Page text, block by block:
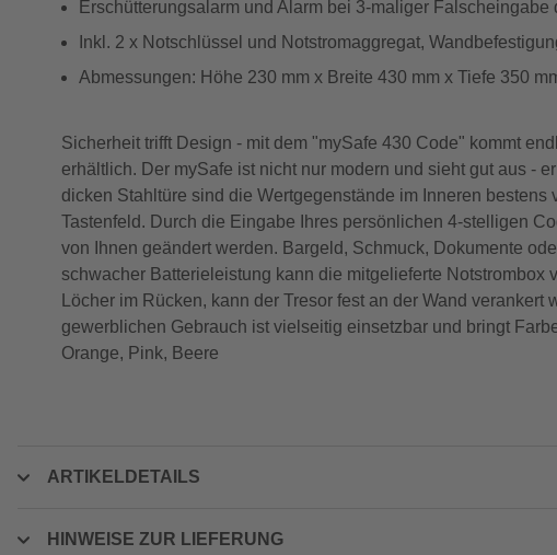
Erschütterungsalarm und Alarm bei 3-maliger Falscheingabe
Inkl. 2 x Notschlüssel und Notstromaggregat,
Abmessungen: Höhe 230 mm x Breite 430 mm x Tiefe 350
Sicherheit trifft Design - mit dem "mySafe 430 Code" kommt
erhältlich. Der mySafe ist nicht nur modern und sieht gut aus -
dicken Stahltüre sind die Wertgegenstände im Inneren
Tastenfeld. Durch die Eingabe Ihres persönlichen 4-stelligen
von Ihnen geändert werden. Bargeld, Schmuck, Dokumente
schwacher Batterieleistung kann die mitgelieferte
Löcher im Rücken, kann der Tresor fest an der Wand
gewerblichen Gebrauch ist vielseitig einsetzbar und bringt
Orange, Pink, Beere
ARTIKELDETAILS
HINWEISE ZUR LIEFERUNG